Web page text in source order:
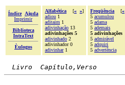
Índice
Ajuda
Imprimir
Biblioteca
IntraText
Èulogos
Alfabética [« »]
adiou 1
aditaim 1
adivinhação 13
adivinhações 5
adivinhado 2
adivinhador 0
adivinhar1
Freqüência [«
5 acumulou
5 adama
5 ademais
5 adivinhações
5 admirável
5 adquiri
5 advertência
Livro  Capítulo,Verso